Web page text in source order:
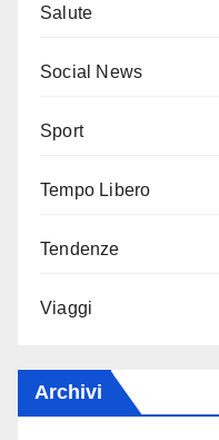
Salute
Social News
Sport
Tempo Libero
Tendenze
Viaggi
Archivi